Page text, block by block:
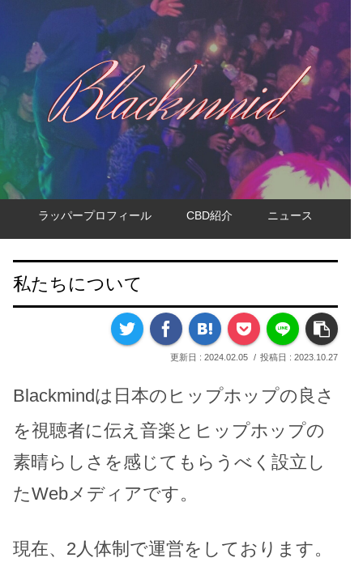
ラッパープロフィール CBD紹介 ニュース
私たちについて
2024.02.05 2023.10.27
Blackmindは 日本のヒップホップの良さ
を視聴者に伝え音楽とヒップホップの
素晴らしさを感じてもらうべく設立し
たWebメディアです。
現在、2人体制で運営をしております。